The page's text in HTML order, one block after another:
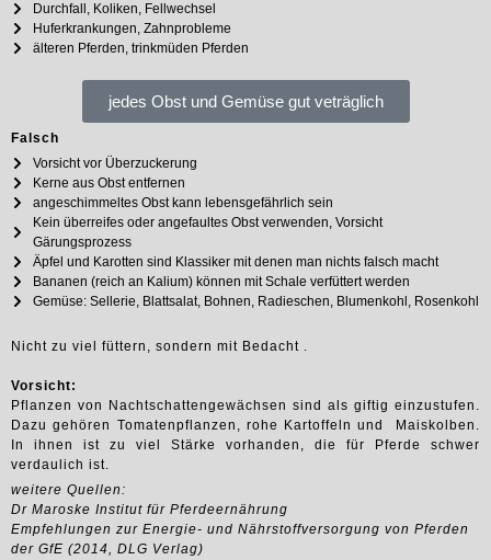
Durchfall, Koliken, Fellwechsel
Huferkrankungen, Zahnprobleme
älteren Pferden, trinkmüden Pferden
jedes Obst und Gemüse gut veträglich
Falsch
Vorsicht vor Überzuckerung
Kerne aus Obst entfernen
angeschimmeltes Obst kann lebensgefährlich sein
Kein überreifes oder angefaultes Obst verwenden, Vorsicht
Gärungsprozess
Äpfel und Karotten sind Klassiker mit denen man nichts falsch macht
Bananen (reich an Kalium) können mit Schale verfüttert werden
Gemüse: Sellerie, Blattsalat, Bohnen, Radieschen, Blumenkohl, Rosenkohl
Nicht zu viel füttern, sondern mit Bedacht .
Vorsicht:
Pflanzen von Nachtschattengewächsen sind als giftig einzustufen.
Dazu gehören Tomatenpflanzen, rohe Kartoffeln und Maiskolben.
In ihnen ist zu viel Stärke vorhanden, die für Pferde schwer
verdaulich ist.
weitere Quellen:
Dr Maroske Institut für Pferdeernährung
Empfehlungen zur Energie- und Nährstoffversorgung von Pferden
der GfE (2014, DLG Verlag)